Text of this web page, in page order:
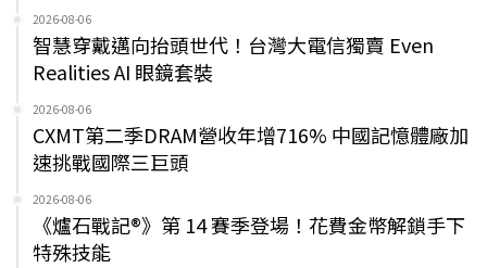
2026-08-06
智慧穿戴邁向抬頭世代！台灣大電信獨賣 Even
Realities AI 眼鏡套裝
2026-08-06
CXMT第二季DRAM營收年增716% 中國記憶體廠加
速挑戰國際三巨頭
2026-08-06
《爐石戰記®》第 14 賽季登場！花費金幣解鎖手下
特殊技能